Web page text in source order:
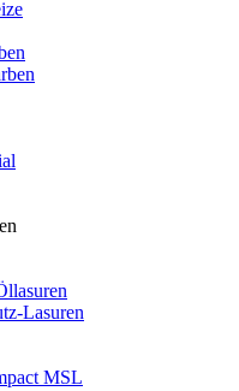
Lasuren
MSL